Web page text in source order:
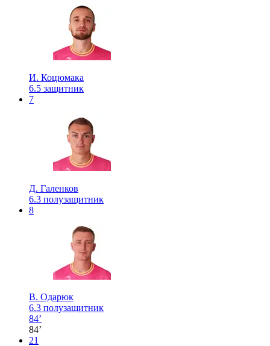
И. Коцюмака
6.5 защитник
7
Д. Галенков
6.3 полузащитник
8
В. Одарюк
6.3 полузащитник
84’
84’
21